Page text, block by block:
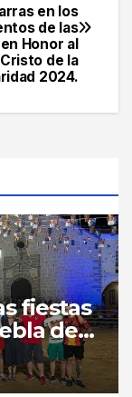
en los
de las
Honor al
de la
2024.
fiestas
de